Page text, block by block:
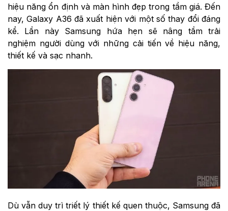
hiệu năng ổn định và màn hình đẹp trong tầm giá. Đến
nay, Galaxy A36 đã xuất hiện với một số thay đổi đáng
kể. Lần này Samsung hứa hẹn sẽ nâng tầm trải
nghiệm người dùng với những cải tiến về hiệu năng,
thiết kế và sạc nhanh.
Dù vẫn duy trì triết lý thiết kế quen thuộc, Samsung đã